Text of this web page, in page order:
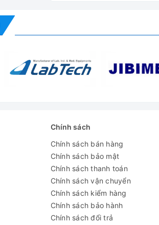
Chính sách
Chính sách bán hàng
Chính sách bảo mật
Chính sách thanh toán
Chính sách vận chuyển
Chính sách kiểm hàng
Chính sách bảo hành
Chính sách đổi trả